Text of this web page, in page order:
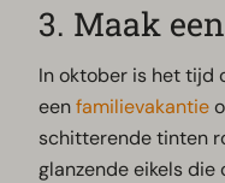
3. Maak
In oktober is het tijd
eenfamilievakantie
schitterende tinten
glanzende eikels die